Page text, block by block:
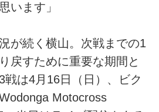
います」
が続く横山。次戦までの1
戻すために重要な期間と
戦は4月16日（日）、ビク
Motocross